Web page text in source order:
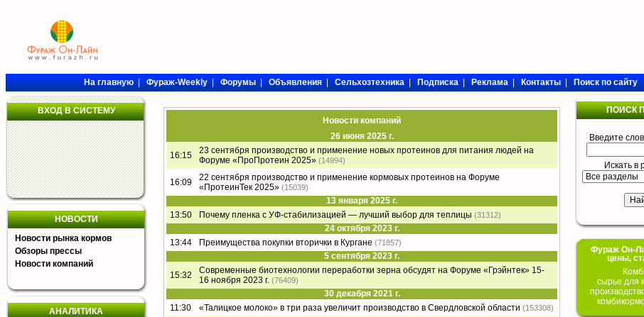
На главную|Фураж-Weekly|Форумы|Объявления|Сельхозтехника|Подписка|Реклама|Контакты|Поиск по сайту
ВХОД В СИСТЕМУ
НОВОСТИ
Новости рынка кормов
Обзоры прессы
Новости компаний
АНАЛИТИКА
Новости компаний
26 июня 2025 г.
16:15
23 сентября производство и применение новых протеинов для питания людей на
Форуме «ПроПротеин 2025» (14994)
16:09
22 сентября производство и применение кормовых протеинов на Форуме
«ПротеинТек 2025» (15039)
13 января 2025 г.
13:50
Почему пленка с УФ-стабилизацией — лучший выбор для теплицы (31312)
24 октября 2023 г.
13:44
Преимущества покупки вторички в Кургане (71857)
5 сентября 2023 г.
15:32
Современные биотехнологии переработки зерна обсудят на Форуме «Грэйнтек» 15-
16 ноября 2023 г. (76409)
30 декабря 2021 г.
11:30
«Талицкое молоко» в три раза увеличит производство в Свердловской области (153308)
ПОИСК
Введите
Искать в
Фураж Он-
цены,
сырье для